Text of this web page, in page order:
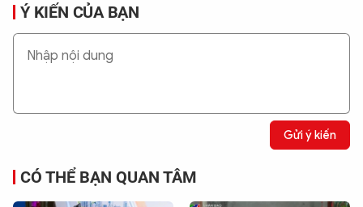
Ý KIẾN CỦA BẠN
Gửi ý kiến
CÓ THỂ BẠN QUAN TÂM